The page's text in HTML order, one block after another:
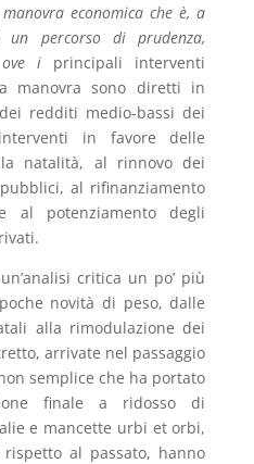
manovra economica che è, a
percorso di prudenza,
ove i principali interventi
manovra sono diretti in
redditi medio-bassi dei
in favore delle
natalità, al rinnovo dei
al rifinanziamento
al potenziamento degli
critica un po’ più
novità di peso, dalle
alla rimodulazione dei
arrivate nel passaggio
semplice che ha portato
finale a ridosso di
e mancette urbi et orbi,
al passato, hanno